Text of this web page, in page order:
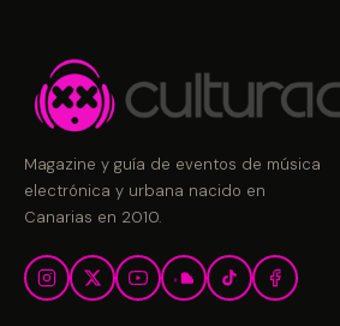
Magazine y guía de eventos de música
electrónica y urbana nacido en
Canarias en 2010.